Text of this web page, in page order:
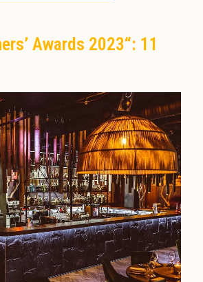
Awards 2023“: 11